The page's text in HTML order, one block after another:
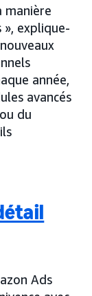
manière
explique-
année,
avancés
du
Ads